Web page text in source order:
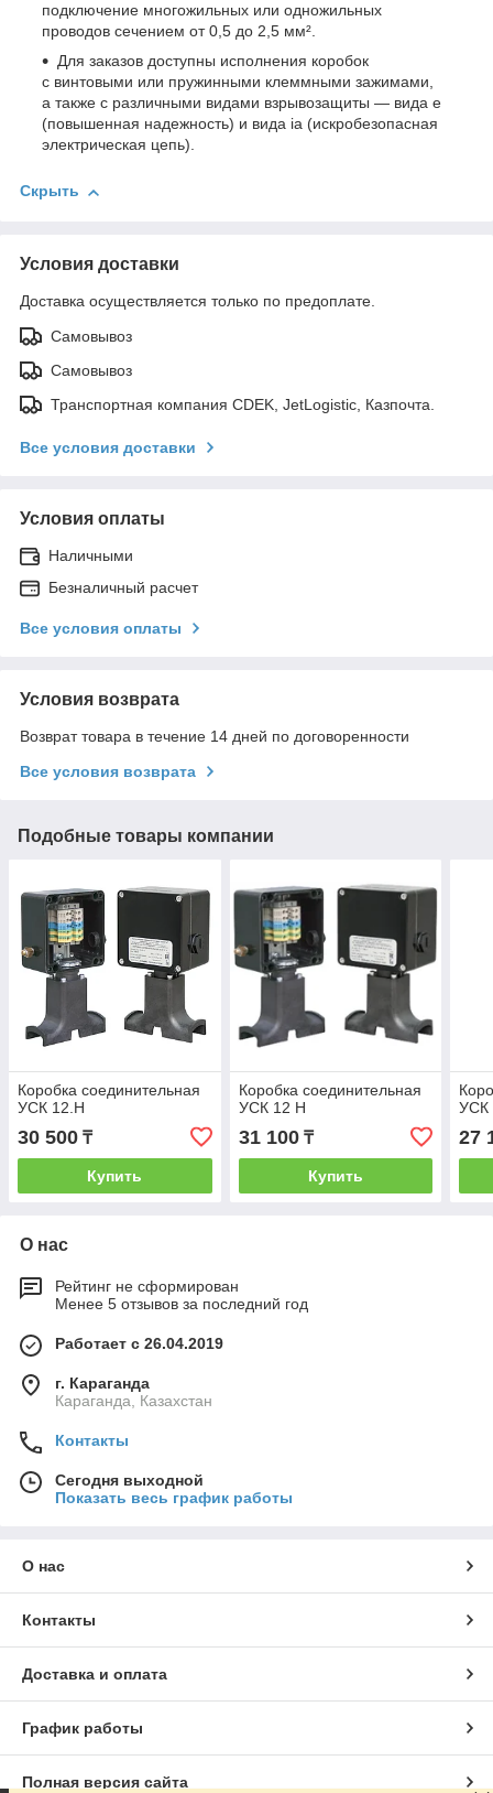
подключение многожильных или одножильных
проводов сечением от 0,5 до 2,5 мм².
Для заказов доступны исполнения коробок
с винтовыми или пружинными клеммными зажимами,
а также с различными видами взрывозащиты — вида e
(повышенная надежность) и вида ia (искробезопасная
электрическая цепь).
Скрыть
Условия доставки
Доставка осуществляется только по предоплате.
Самовывоз
Самовывоз
Транспортная компания CDEK, JetLogistic, Казпочта.
Все условия доставки
Условия оплаты
Наличными
Безналичный расчет
Все условия оплаты
Условия возврата
Возврат товара в течение 14 дней по договоренности
Все условия возврата
Подобные товары компании
Коробка соединительная
УСК 12.Н
30 500 ₸
Купить
Коробка соединительная
УСК 12 Н
31 100₸
Купить
УСК
27
О нас
Рейтинг не сформирован
Менее 5 отзывов за последний год
Работает с 26.04.2019
г. Караганда
Караганда, Казахстан
Контакты
Сегодня выходной
Показать весь график работы
О нас
Контакты
Доставка и оплата
График работы
Полная версия сайта